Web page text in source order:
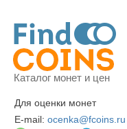
Каталог монет и цен
Для оценки монет
E-mail: ocenka@fcoins.ru